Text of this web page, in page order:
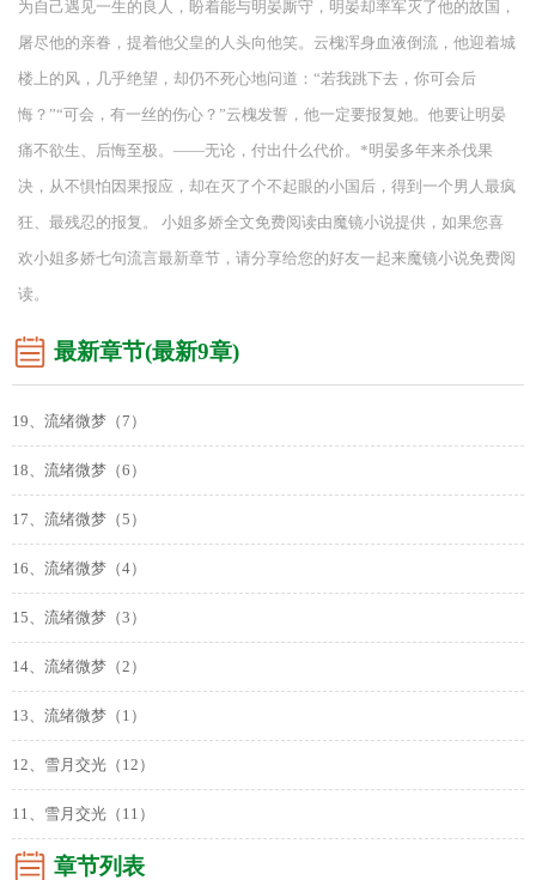
为自己遇见一生的良人，盼着能与明晏厮守，明晏却率军灭了他的故国，
屠尽他的亲眷，提着他父皇的人头向他笑。云槐浑身血液倒流，他迎着城
楼上的风，几乎绝望，却仍不死心地问道：“若我跳下去，你可会后
悔？”“可会，有一丝的伤心？”云槐发誓，他一定要报复她。他要让明晏
痛不欲生、后悔至极。——无论，付出什么代价。*明晏多年来杀伐果
决，从不惧怕因果报应，却在灭了个不起眼的小国后，得到一个男人最疯
狂、最残忍的报复。 小姐多娇全文免费阅读由魔镜小说提供，如果您喜
欢小姐多娇七句流言最新章节，请分享给您的好友一起来魔镜小说免费阅
读。
最新章节(最新9章)
19、流绪微梦（7）
18、流绪微梦（6）
17、流绪微梦（5）
16、流绪微梦（4）
15、流绪微梦（3）
14、流绪微梦（2）
13、流绪微梦（1）
12、雪月交光（12）
11、雪月交光（11）
章节列表